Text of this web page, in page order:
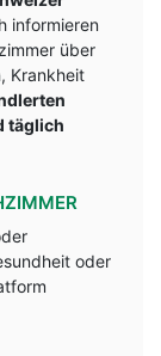
informieren
über
Krankheit
täglich
oder